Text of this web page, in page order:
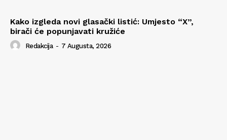
Kako izgleda novi glasački listić: Umjesto “X”,
birači će popunjavati kružiće
Redakcija - 7 Augusta, 2026